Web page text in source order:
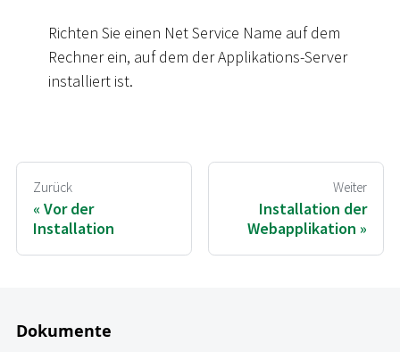
Richten Sie einen Net Service Name auf dem
Rechner ein, auf dem der Applikations-Server
installiert ist.
Zurück
Vor der
Installation
Weiter
Installation der
Webapplikation
Dokumente